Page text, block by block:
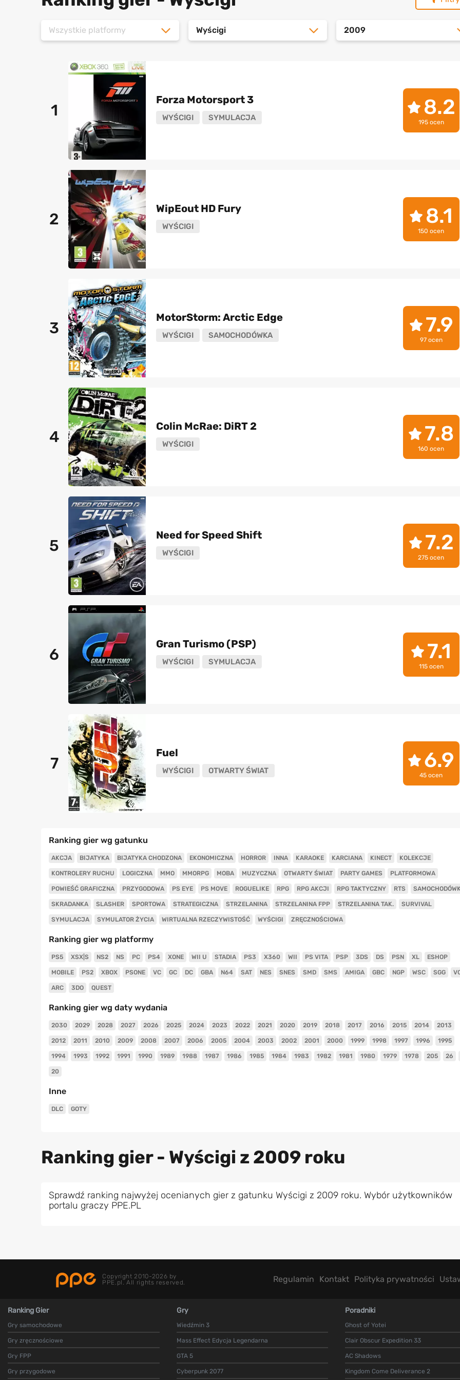
Wszystkie platformy Wyścigi 2009
1
Forza Motorsport 3
WYŚCIGI SYMULACJA 8.2
195 ocen
2
WipEout HD Fury
WYŚCIGI 8.1
150 ocen
3
MotorStorm: Arctic Edge
WYŚCIGI SAMOCHODÓWKA 7.9
97 ocen
4
Colin McRae: DiRT 2
WYŚCIGI 7.8
160 ocen
5
Need for Speed Shift
WYŚCIGI 7.2
275 ocen
6
Gran Turismo (PSP)
WYŚCIGI SYMULACJA 7.1
115 ocen
7
Fuel
WYŚCIGI OTWARTY ŚWIAT 6.9
45 ocen
Ranking gier wg gatunku
AKCJA BIJATYKA BIJATYKA CHODZONA EKONOMICZNA HORROR INNA KARAOKE KARCIANA KINECT KOLEKCJE
KONTROLERY RUCHU LOGICZNA MMO MMORPG MOBA MUZYCZNA OTWARTY ŚWIAT PARTY GAMES PLATFORMOWA
POWIEŚĆ GRAFICZNA PRZYGODOWA PS EYE PS MOVE ROGUELIKE RPG RPG AKCJI RPG TAKTYCZNY RTS
SKRADANKA SLASHER SPORTOWA STRATEGICZNA STRZELANINA STRZELANINA FPP STRZELANINA TAK. SURVIVAL
SYMULACJA SYMULATOR ŻYCIA WIRTUALNA RZECZYWISTOŚĆ WYŚCIGI ZRĘCZNOŚCIOWA
Ranking gier wg platformy
PS5 XSX|S NS2 NS PC PS4 XONE WII U STADIA PS3 X360 WII PS VITA PSP 3DS DS PSN XL ESHOP
MOBILE PS2 XBOX PSONE VC GC DC GBA N64 SAT NES SNES SMD SMS AMIGA GBC NGP WSC SGG
ARC 3DO QUEST
Ranking gier wg daty wydania
2030 2029 2028 2027 2026 2025 2024 2023 2022 2021 2020 2019 2018 2017 2016 2015 2014 2013
2012 2011 2010 2009 2008 2007 2006 2005 2004 2003 2002 2001 2000 1999 1998 1997 1996 1995
1994 1993 1992 1991 1990 1989 1988 1987 1986 1985 1984 1983 1982 1981 1980 1979 1978 205 26
20
Inne
DLC GOTY
Ranking gier - Wyścigi z 2009 roku
Sprawdź ranking najwyżej ocenianych gier z gatunku Wyścigi z 2009 roku. Wybór użytkowników
portalu graczy PPE.PL
Copyright 2010-2026 by
PPE.pl. All rights reserved.
Regulamin Kontakt Polityka prywatności
Ranking Gier
Gry samochodowe
Gry zręcznościowe
Gry FPP
Gry przygodowe
Gry
Wiedźmin 3
Mass Effect Edycja Legendarna
GTA 5
Cyberpunk 2077
Poradniki
Ghost of Yotei
Clair Obscur Expedition 33
AC Shadows
Kingdom Come Deliverance 2